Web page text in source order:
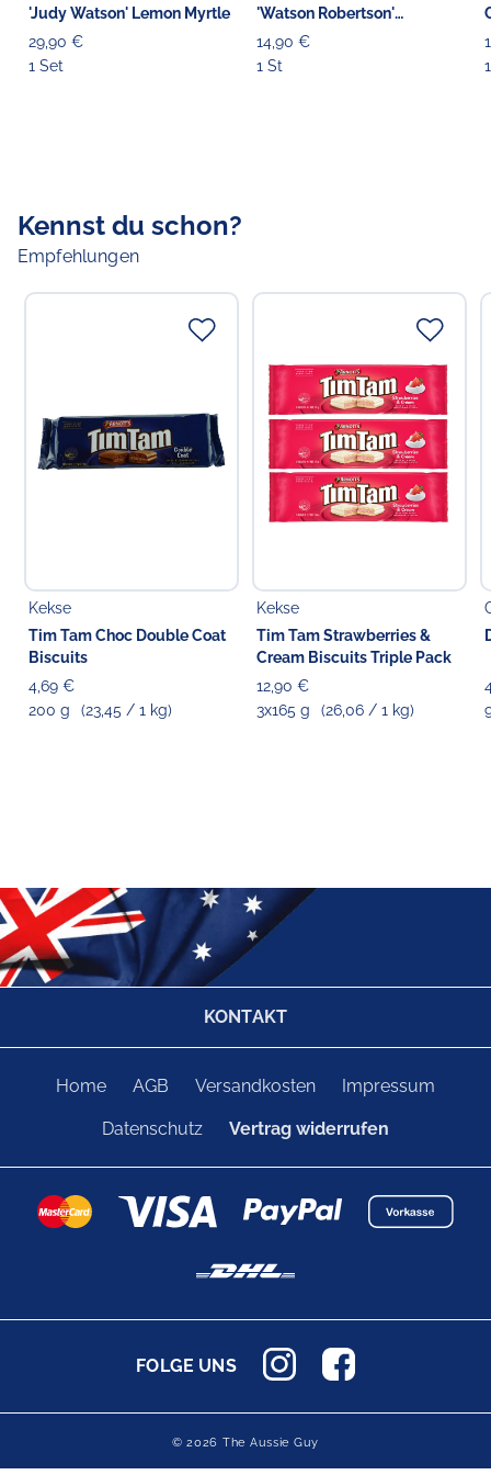
'Judy Watson' Lemon Myrtle
29,90 €
1 Set
'Watson Robertson'
Geschirrtuch purpur
14,90 €
1 St
Kennst du schon?
Empfehlungen
Kekse
Tim Tam Choc Double Coat
Biscuits
4,69 €
200 g
(23,45 / 1 kg)
Kekse
Tim Tam Strawberries &
Cream Biscuits Triple Pack
12,90 €
3x165 g
(26,06 / 1 kg)
KONTAKT
Home AGB Versandkosten Impressum
Datenschutz Vertrag widerrufen
FOLGE UNS
© 2026 The Aussie Guy